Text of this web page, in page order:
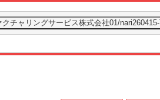
クチャリングサービス株式会社01/